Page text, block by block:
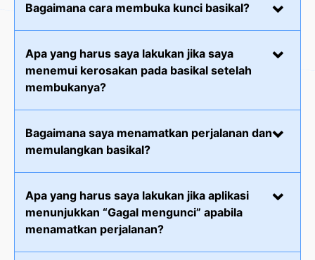
Bagaimana cara membuka kunci basikal?
Apa yang harus saya lakukan jika saya
menemui kerosakan pada basikal setelah
membukanya?
Bagaimana saya menamatkan perjalanan dan
memulangkan basikal?
Apa yang harus saya lakukan jika aplikasi
menunjukkan “Gagal mengunci” apabila
menamatkan perjalanan?